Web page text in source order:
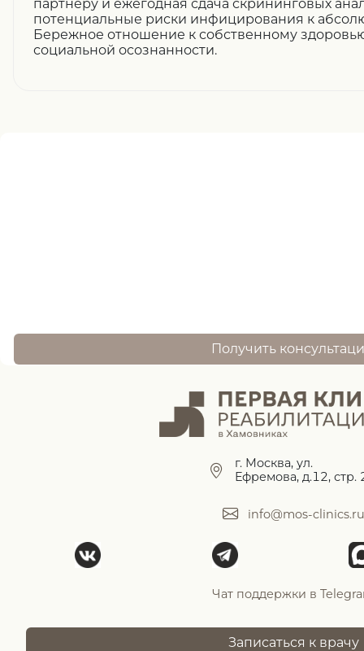
партнеру и ежегодная сдача скрининговых
потенциальные риски инфицирования к
Бережное отношение к собственному
социальной осознанности.
Получить
г. Москва, ул.
Ефремова, д.12, стр.
info@mos-clinics.ru
Чат поддержки в
Записаться к врачу